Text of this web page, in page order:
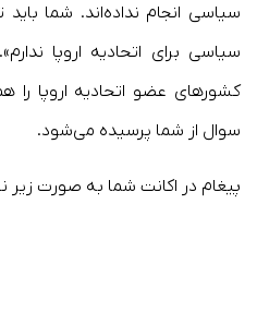
سیاسی انجام نداده‌اند. شما
سیاسی برای اتحادیه اروپا
کشورهای عضو اتحادیه اروپا را
سوال از شما پرسیده می‌شود.
پیغام در اکانت شما به صورت